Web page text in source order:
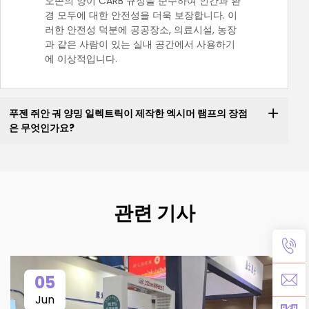
경 모두에 대한 안전성을 더욱 보장합니다. 이
러한 안전성 덕분에 공공장소, 의료시설, 농장
과 같은 사람이 있는 실내 공간에서 사용하기
에 이상적입니다.
푸젠 쥐안 궈 양밍 일렉트릭이 제작한 엑시머 램프의 장점
은 무엇인가요?
관련 기사
05
Jun